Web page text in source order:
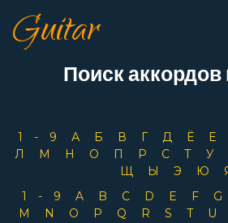
Guitar
Поиск аккордов
1-9 А Б В Г Д Ё Е
Л
М Н О П Р С Т У
Щ
Ы Э Ю
1-9
A B C D E F G
M
N O P Q R S T U